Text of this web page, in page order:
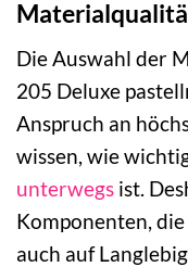
Die Auswahl der
205 Deluxe
Anspruch an
wissen, wie
unterwegs ist.
Komponenten,
auch auf